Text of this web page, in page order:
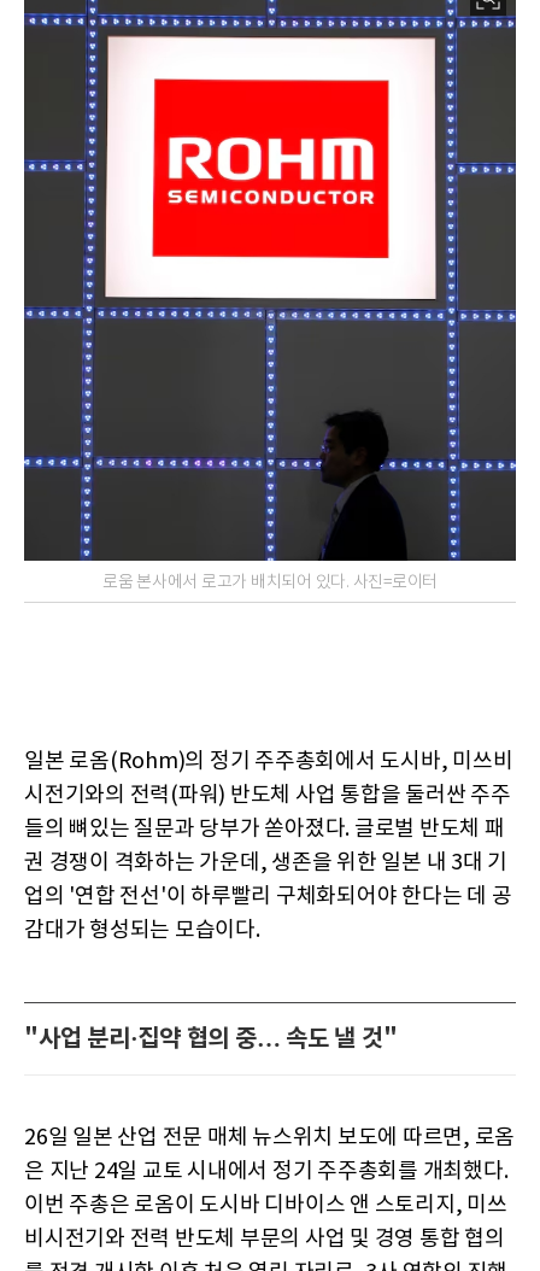
로움 본사에서 로고가 배치되어 있다. 사진=로이터
일본 로옴(Rohm)의 정기 주주총회에서 도시바, 미쓰비
시전기와의 전력(파워) 반도체 사업 통합을 둘러싼 주주
들의 뼈있는 질문과 당부가 쏟아졌다. 글로벌 반도체 패
권 경쟁이 격화하는 가운데, 생존을 위한 일본 내 3대 기
업의 '연합 전선'이 하루빨리 구체화되어야 한다는 데 공
감대가 형성되는 모습이다.
"사업 분리·집약 협의 중… 속도 낼 것"
26일 일본 산업 전문 매체 뉴스위치 보도에 따르면, 로옴
은 지난 24일 교토 시내에서 정기 주주총회를 개최했다.
이번 주총은 로옴이 도시바 디바이스 앤 스토리지, 미쓰
비시전기와 전력 반도체 부문의 사업 및 경영 통합 협의